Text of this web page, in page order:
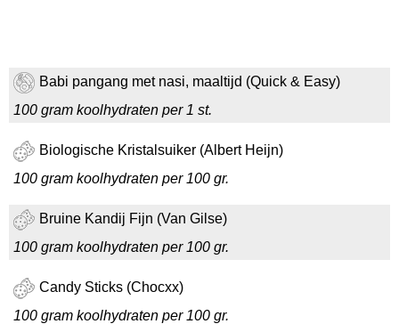
Babi pangang met nasi, maaltijd (Quick & Easy)
100 gram koolhydraten per 1 st.
Biologische Kristalsuiker (Albert Heijn)
100 gram koolhydraten per 100 gr.
Bruine Kandij Fijn (Van Gilse)
100 gram koolhydraten per 100 gr.
Candy Sticks (Chocxx)
100 gram koolhydraten per 100 gr.